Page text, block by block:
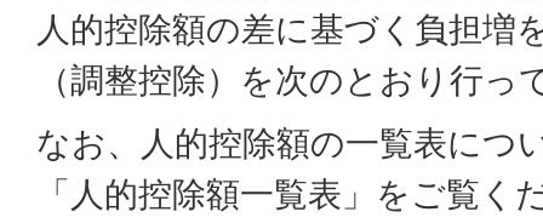
人的控除額の差に基づく負担増
（調整控除）を次のとおり行っ
なお、人的控除額の一覧表につ
「人的控除額一覧表」をご覧く